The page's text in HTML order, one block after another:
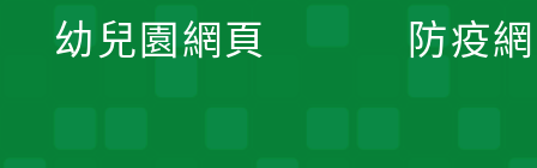
幼兒園網頁 防疫